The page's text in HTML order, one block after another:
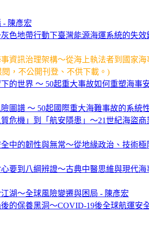
- 陳彥宏
色地帶行動下臺灣能源海運系統的失
資訊治理架構～從海上執法者到國家
閱，不公開刊登、不供下載。)
的世界 ～ 50起重大事故如何重塑海事
圖譜 ～ 50起國際重大海難事故的系統
危機」到「航安隱患」～21世紀海盜
中的韌性與無常～從地緣政治、技術極
要到八綱辨證～古典中醫思維與現代
湖～全球風險變遷與困局 - 陳彥宏
的保養黑洞～COVID-19後全球航運安